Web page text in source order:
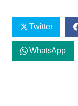
Twitter
WhatsApp